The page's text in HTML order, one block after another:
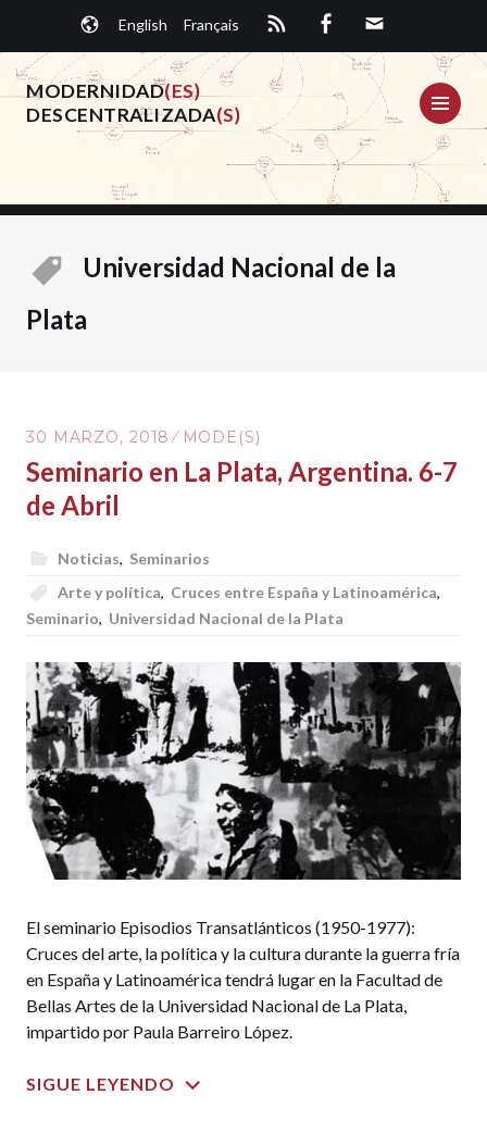
contenido.
English Français
MODERNIDAD(ES)
DESCENTRALIZADA(S)
Universidad Nacional de la
Plata
30 MARZO, 2018 MODE(S)
Seminario en La Plata, Argentina. 6-7
de Abril
Noticias, Seminarios
Arte y política, Cruces entre España y Latinoamérica,
Seminario, Universidad Nacional de la Plata
El seminario Episodios Transatlánticos (1950-1977):
Cruces del arte, la política y la cultura durante la guerra fría
en España y Latinoamérica tendrá lugar en la Facultad de
Bellas Artes de la Universidad Nacional de La Plata,
impartido por Paula Barreiro López.
SIGUE LEYENDO